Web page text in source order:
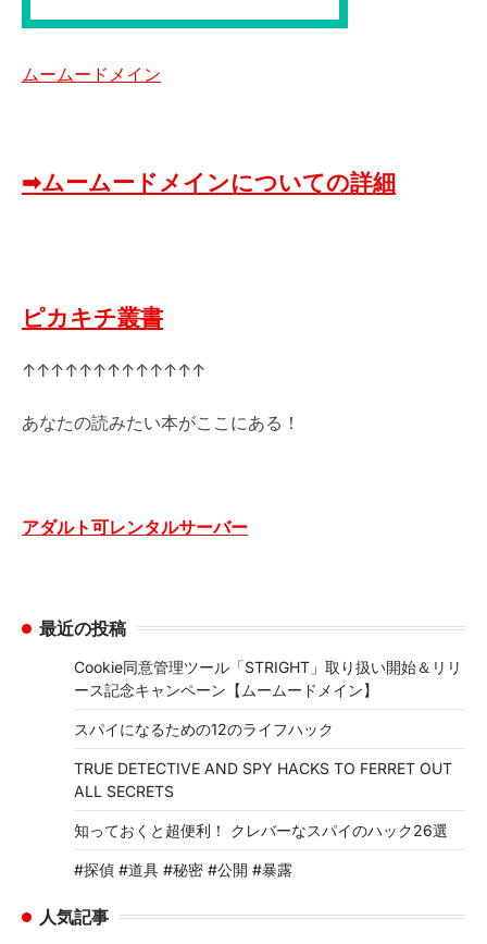
ムームードメイン
➡ムームードメインについての詳細
ピカキチ叢書
↑↑↑↑↑↑↑↑↑↑↑↑↑
あなたの読みたい本がここにある！
アダルト可レンタルサーバー
最近の投稿
Cookie同意管理ツール「STRIGHT」取り扱い開始＆リリ
ース記念キャンペーン【ムームードメイン】
スパイになるための12のライフハック
TRUE DETECTIVE AND SPY HACKS TO FERRET OUT
ALL SECRETS
知っておくと超便利！ クレバーなスパイのハック26選
#探偵 #道具 #秘密 #公開 #暴露
人気記事